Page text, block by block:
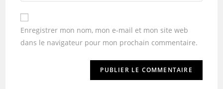
Enregistrer mon nom, mon e-mail et mon site web
dans le navigateur pour mon prochain commentaire.